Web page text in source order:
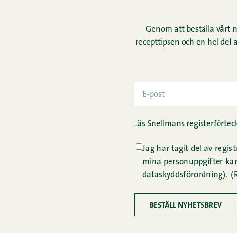
Genom att beställa vårt
recepttipsen och en hel del
Läs Snellmans
Jag har tagit del av
mina personuppgifter
dataskyddsförordning).
BESTÄLL NYHETSBREV